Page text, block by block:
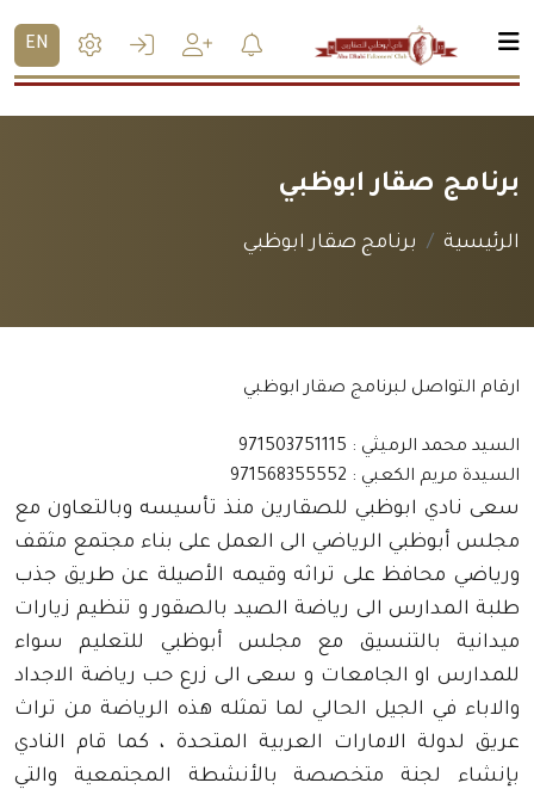
EN
برنامج صقار ابوظبي
الرئيسية برنامج صقار ابوظبي
ارقام التواصل لبرنامج صقار ابوظبي
السيد محمد الرميثي : 971503751115
السيدة مريم الكعبي : 971568355552
سعى نادي ابوظبي للصقارين منذ تأسيسه وبالتعاون مع
مجلس أبوظبي الرياضي الى العمل على بناء مجتمع مثقف
ورياضي محافظ على تراثه وقيمه الأصيلة عن طريق جذب
طلبة المدارس الى رياضة الصيد بالصقور و تنظيم زيارات
ميدانية بالتنسيق مع مجلس أبوظبي للتعليم سواء
للمدارس او الجامعات و سعى الى زرع حب رياضة الاجداد
والاباء في الجيل الحالي لما تمثله هذه الرياضة من تراث
عريق لدولة الامارات العربية المتحدة ، كما قام النادي
بإنشاء لجنة متخصصة بالأنشطة المجتمعية والتي